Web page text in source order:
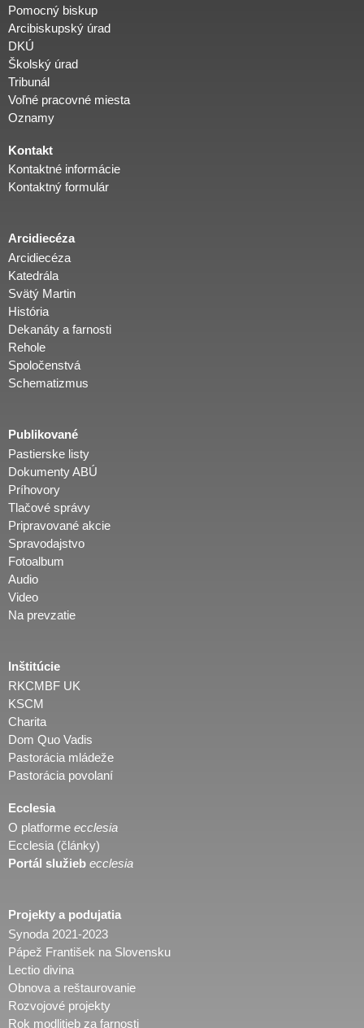
Pomocný biskup
Arcibiskupský úrad
DKÚ
Školský úrad
Tribunál
Voľné pracovné miesta
Oznamy
Kontakt
Kontaktné informácie
Kontaktný formulár
Arcidiecéza
Arcidiecéza
Katedrála
Svätý Martin
História
Dekanáty a farnosti
Rehole
Spoločenstvá
Schematizmus
Publikované
Pastierske listy
Dokumenty ABÚ
Príhovory
Tlačové správy
Pripravované akcie
Spravodajstvo
Fotoalbum
Audio
Video
Na prevzatie
Inštitúcie
RKCMBF UK
KSCM
Charita
Dom Quo Vadis
Pastorácia mládeže
Pastorácia povolaní
Ecclesia
O platforme ecclesia
Ecclesia (články)
Portál služieb ecclesia
Projekty a podujatia
Synoda 2021-2023
Pápež František na Slovensku
Lectio divina
Obnova a reštaurovanie
Rozvojové projekty
Rok modlitieb za farnosti